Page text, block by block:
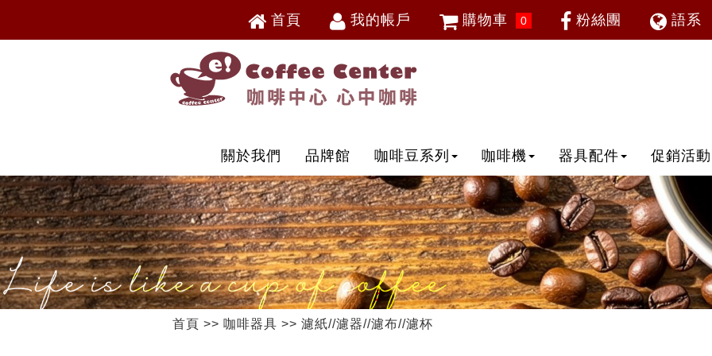
首頁 我的帳戶
忘記密碼
加入會員
VIP申請
購物車 0 粉絲團 語系
關於我們 品牌館 咖啡豆系列 咖啡機 器具配件 促銷活動
首頁 >> 咖啡器具 >> 濾紙//濾器//濾布//濾杯